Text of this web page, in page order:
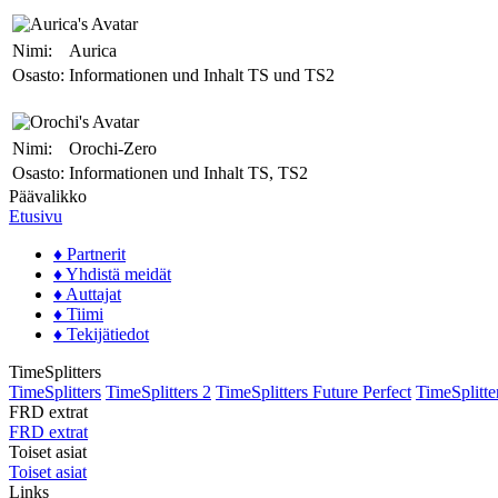
Nimi:
Aurica
Osasto: Informationen und Inhalt TS und TS2
Nimi:
Orochi-Zero
Osasto: Informationen und Inhalt TS, TS2
Päävalikko
Etusivu
♦ Partnerit
♦ Yhdistä meidät
♦ Auttajat
♦ Tiimi
♦ Tekijätiedot
TimeSplitters
TimeSplitters TimeSplitters 2 TimeSplitters Future Perfect
FRD extrat
FRD extrat
Toiset asiat
Toiset asiat
Links